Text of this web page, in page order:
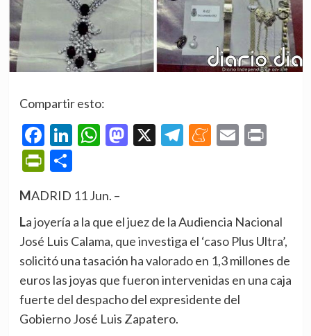
Compartir esto:
Facebook
LinkedIn
WhatsApp
Mastodon
X Telegram
Meneame
Email
PrintFriendly
Compartir
MADRID 11 Jun. –
La joyería a la que el juez de la Audiencia Nacional
José Luis Calama, que investiga el ‘caso Plus Ultra’,
solicitó una tasación ha valorado en 1,3 millones de
euros las joyas que fueron intervenidas en una caja
fuerte del despacho del expresidente del
Gobierno José Luis Zapatero.